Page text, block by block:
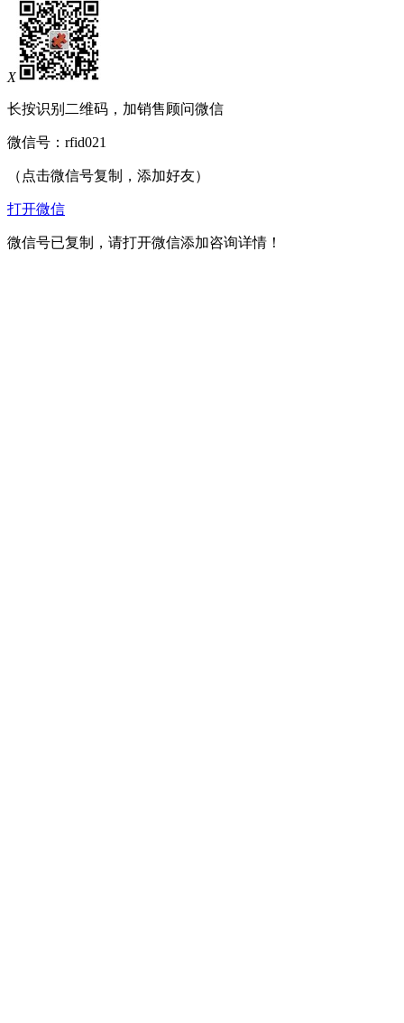
X
长按识别二维码，加销售顾问微信
微信号： rfid021
（点击微信号复制，添加好友）
打开微信
微信号已复制，请打开微信添加咨询详情！